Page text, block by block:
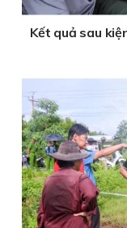
Kết quả sau